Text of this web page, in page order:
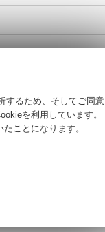
するため、そしてご同意
を利用しています。
ことになります。